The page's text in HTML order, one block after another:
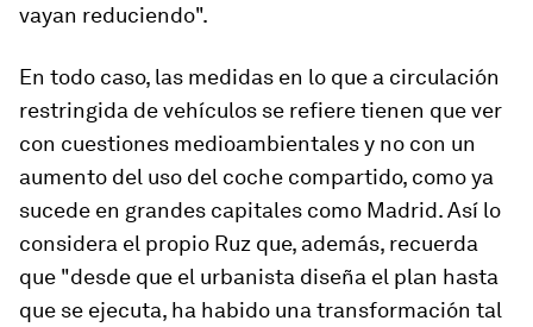
vayan reduciendo".
En todo caso, las medidas en lo que a circulación
restringida de vehículos se refiere tienen que ver
con cuestiones medioambientales y no con un
aumento del uso del coche compartido, como ya
sucede en grandes capitales como Madrid. Así lo
considera el propio Ruz que, además, recuerda
que "desde que el urbanista diseña el plan hasta
que se ejecuta, ha habido una transformación tal